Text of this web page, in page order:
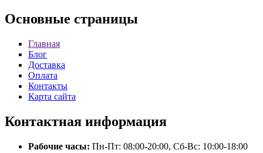
Основные страницы
Главная
Блог
Доставка
Оплата
Контакты
Карта сайта
Контактная информация
Рабочие часы: Пн-Пт: 08:00-20:00, Сб-Вс: 10:00-18:00